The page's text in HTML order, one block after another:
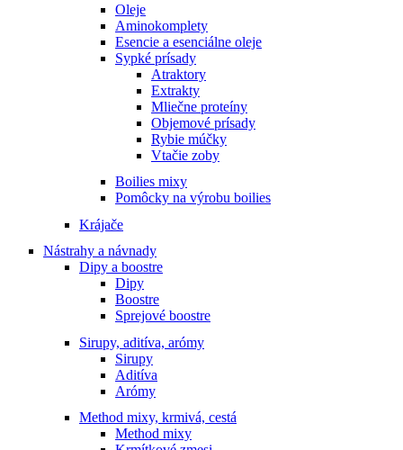
Oleje
Aminokomplety
Esencie a esenciálne oleje
Sypké prísady
Atraktory
Extrakty
Mliečne proteíny
Objemové prísady
Rybie múčky
Vtačie zoby
Boilies mixy
Pomôcky na výrobu boilies
Krájače
Nástrahy a návnady
Dipy a boostre
Dipy
Boostre
Sprejové boostre
Sirupy, aditíva, arómy
Sirupy
Aditíva
Arómy
Method mixy, krmivá, cestá
Method mixy